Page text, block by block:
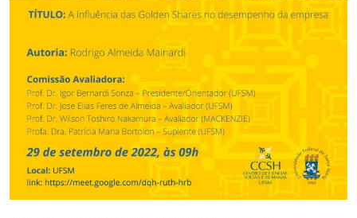
Ministério do Desenvolvimento Regional
Controladoria-Geral da União
Ministério da Mulher, da Família e dos Direitos Humanos
Secretaria-Geral